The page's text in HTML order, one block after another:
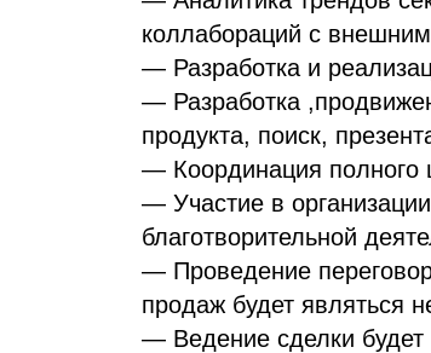
коллабораций с
— Разработка и
— Разработка
продукта, поиск,
— Координация полного
— Участие в
благотворительной
— Проведение
продаж будет являться
— Ведение сделки будет